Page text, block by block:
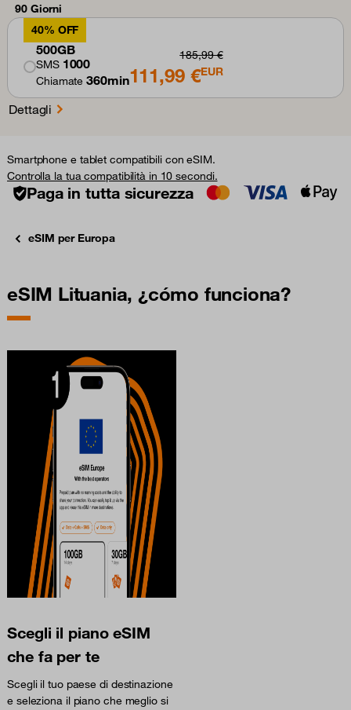
90 Giorni
40% OFF
500GB
SMS 1000
Chiamate360min
185,99 €
111,99 €EUR
Dettagli
Smartphone e tablet compatibili con eSIM.
Controlla la tua compatibilità in 10 secondi.
Paga in tutta sicurezza
eSIM per Europa
eSIM Lituania, ¿cómo funciona?
Scegli il piano eSIM
che fa per te
Scegli il tuo paese di destinazione
e seleziona il piano che meglio si